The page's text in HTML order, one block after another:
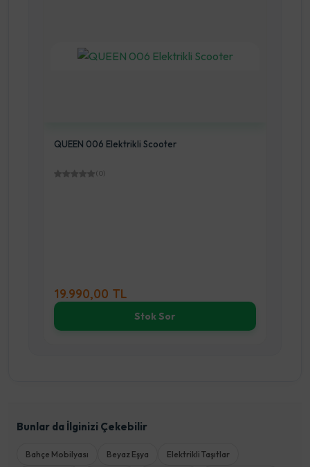
QUEEN 007 Elektrikli Scooter
26.000,00 TL
Sepete Ekle
Bunlar da İlginizi Çekebilir
Bahçe Mobilyası Beyaz Eşya Elektrikli Taşıtlar